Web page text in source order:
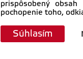
prispôsobený
pochopenie toho,
Súhlasím